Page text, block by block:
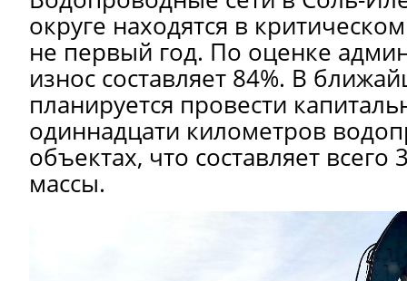
округе находятся в
не первый год. По оценке
износ составляет 84%. В
планируется провести
одиннадцати километров
объектах, что составляет
массы.